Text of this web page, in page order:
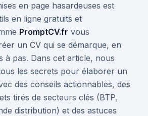
en page hasardeuses est
en ligne gratuits et
PromptCV.fr vous
un CV qui se démarque, en
à pas. Dans cet article, nous
les secrets pour élaborer un
des conseils actionnables, des
tirés de secteurs clés (BTP,
distribution) et des astuces